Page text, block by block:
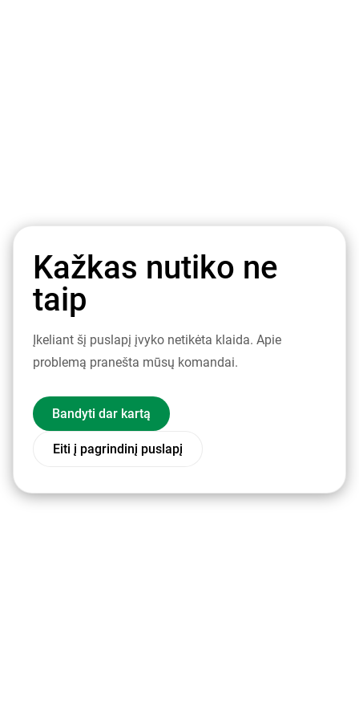
Kažkas nutiko ne
taip
Įkeliant šį puslapį įvyko netikėta klaida. Apie
problemą pranešta mūsų komandai.
Bandyti dar kartą
Eiti į pagrindinį puslapį